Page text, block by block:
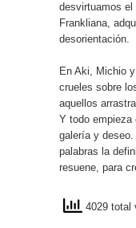
desvirtuamos el
Frankliana,
desorientación.
En Aki, Michio
crueles sobre
aquellos
Y todo empieza
galería y
palabras la
resuene, para
4029 total